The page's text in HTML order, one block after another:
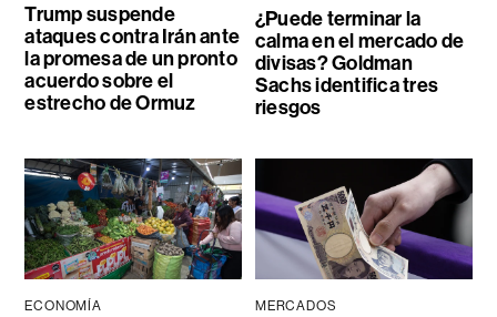
Trump suspende
ataques contra Irán ante
la promesa de un pronto
acuerdo sobre el
estrecho de Ormuz
¿Puede terminar la
calma en el mercado de
divisas? Goldman
Sachs identifica tres
riesgos
ECONOMÍA MERCADOS